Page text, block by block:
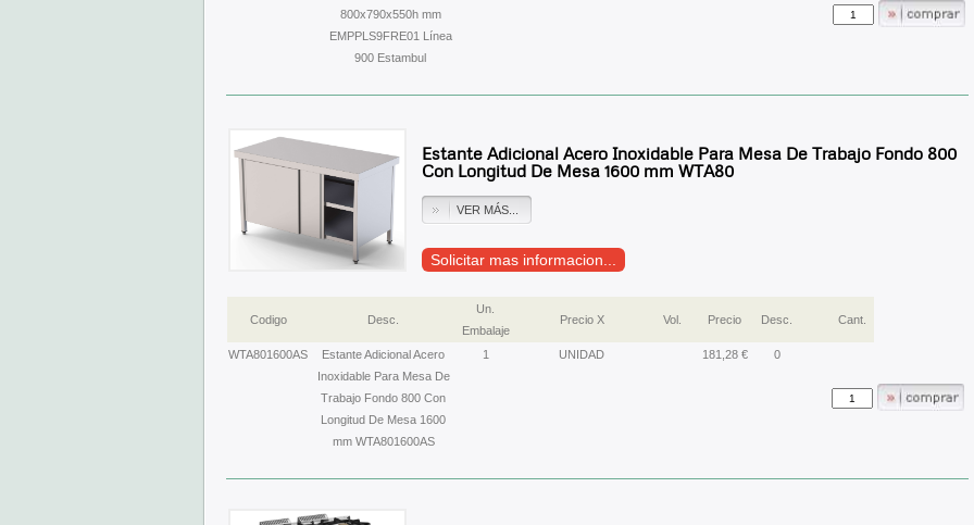
800x790x550h mm
EMPPLS9FRE01 Línea
900 Estambul
Estante Adicional Acero Inoxidable Para Mesa De Trabajo Fondo 800
Con Longitud De Mesa 1600 mm WTA80
VER MÁS...
Solicitar mas informacion...
Codigo Desc.
Un.
Embalaje
Precio X Vol. Precio Desc. Cant.
WTA801600AS
Estante Adicional Acero
Inoxidable Para Mesa De
Trabajo Fondo 800 Con
Longitud De Mesa 1600
mm WTA801600AS
1 UNIDAD 181,28 € 0